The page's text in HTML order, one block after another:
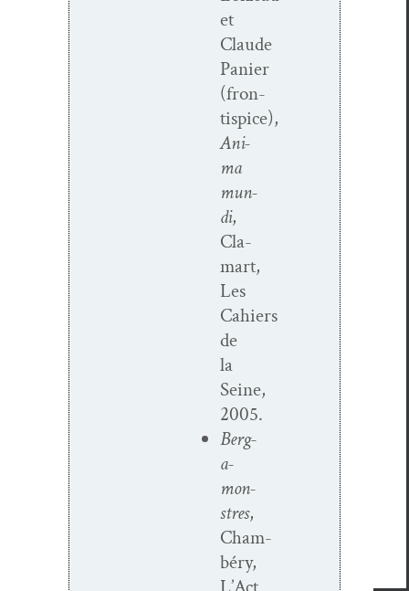
et
Claude
Panier
(fron­
tispice),
Ani­
ma
mun­
di,
Cla­
mart,
Les
Cahiers
de
la
Seine,
2005.
Berg­
a­
mon­
stres,
Cham­
béry,